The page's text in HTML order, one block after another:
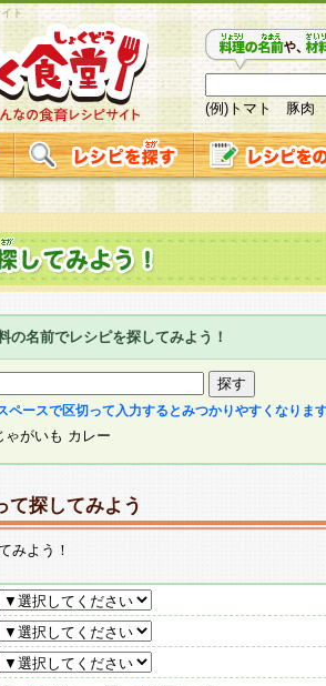
ト
(例)トマト 豚肉
の名前でレシピを探してみよう！
ペースで区切って入力するとみつかりやすくなりま
いも カレー
て探してみよう
みよう！